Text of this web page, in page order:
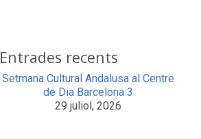
Entrades recents
Setmana Cultural Andalusa al Centre
de Dia Barcelona 3
29 juliol, 2026